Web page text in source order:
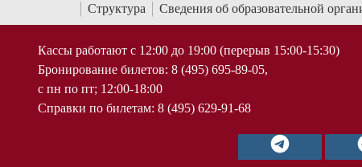
Структура Сведения об образовательной
Кассы работают с 12:00 до 19:00 (перерыв 15:00-15:30)
Бронирование билетов: 8 (495) 695-89-05,
с пн по пт; 12:00-18:00
Справки по билетам: 8 (495) 629-91-68